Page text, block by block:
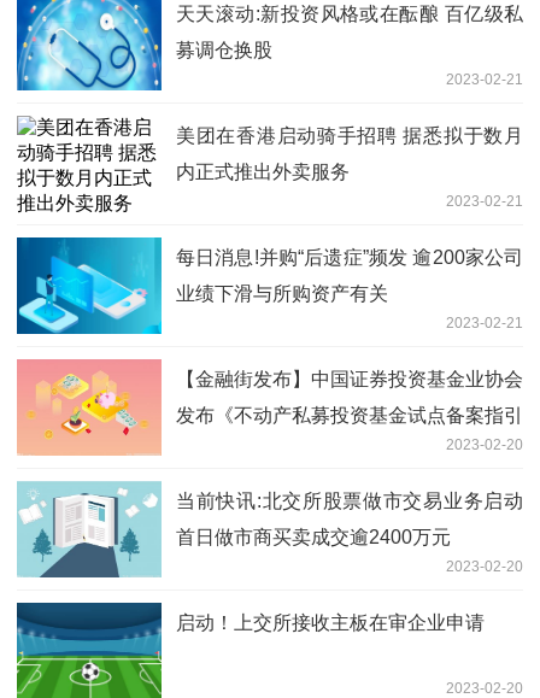
天天滚动:新投资风格或在酝酿 百亿级私
募调仓换股
2023-02-21
美团在香港启动骑手招聘 据悉拟于数月
内正式推出外卖服务
2023-02-21
每日消息!并购“后遗症”频发 逾200家公司
业绩下滑与所购资产有关
2023-02-21
【金融街发布】中国证券投资基金业协会
发布《不动产私募投资基金试点备案指引
2023-02-20
当前快讯:北交所股票做市交易业务启动
首日做市商买卖成交逾2400万元
2023-02-20
启动！上交所接收主板在审企业申请
2023-02-20